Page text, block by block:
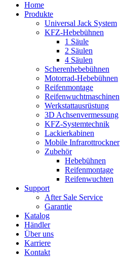
Home
Produkte
Universal Jack System
KFZ-Hebebühnen
1 Säule
2 Säulen
4 Säulen
Scherenhebebühnen
Motorrad-Hebebühnen
Reifenmontage
Reifenwuchtmaschinen
Werkstattausrüstung
3D Achsenvermessung
KFZ-Systemtechnik
Lackierkabinen
Mobile Infrarottrockner
Zubehör
Hebebühnen
Reifenmontage
Reifenwuchten
Support
After Sale Service
Garantie
Katalog
Händler
Über uns
Karriere
Kontakt